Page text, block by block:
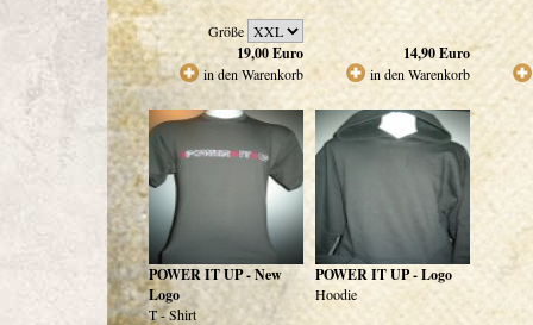
Größe
19,00Euro
in den Warenkorb
14,90Euro
in den Warenkorb
POWER IT UP - New
Logo
T - Shirt
POWER IT UP - Logo
Hoodie